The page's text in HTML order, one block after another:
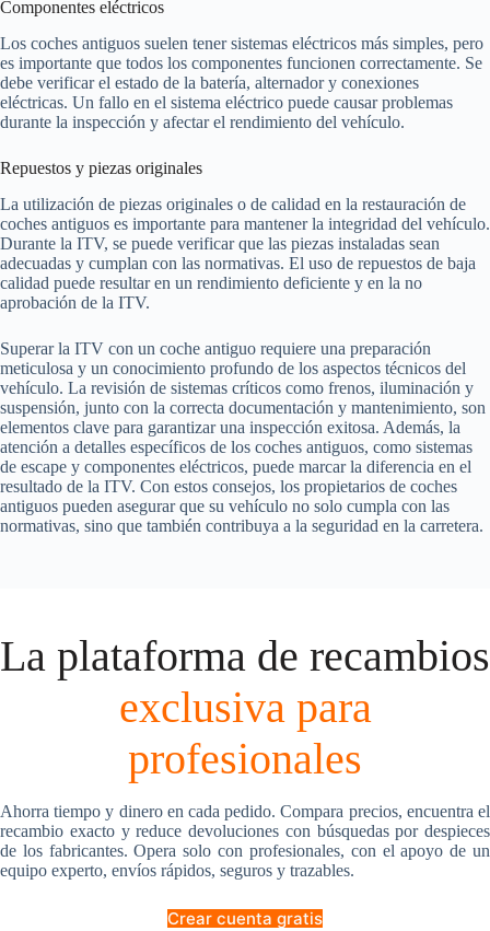
Componentes eléctricos
Los coches antiguos suelen tener sistemas eléctricos más simples, pero
es importante que todos los componentes funcionen correctamente. Se
debe verificar el estado de la batería, alternador y conexiones
eléctricas. Un fallo en el sistema eléctrico puede causar problemas
durante la inspección y afectar el rendimiento del vehículo.
Repuestos y piezas originales
La utilización de piezas originales o de calidad en la restauración de
coches antiguos es importante para mantener la integridad del vehículo.
Durante la ITV, se puede verificar que las piezas instaladas sean
adecuadas y cumplan con las normativas. El uso de repuestos de baja
calidad puede resultar en un rendimiento deficiente y en la no
aprobación de la ITV.
Superar la ITV con un coche antiguo requiere una preparación
meticulosa y un conocimiento profundo de los aspectos técnicos del
vehículo. La revisión de sistemas críticos como frenos, iluminación y
suspensión, junto con la correcta documentación y mantenimiento, son
elementos clave para garantizar una inspección exitosa. Además, la
atención a detalles específicos de los coches antiguos, como sistemas
de escape y componentes eléctricos, puede marcar la diferencia en el
resultado de la ITV. Con estos consejos, los propietarios de coches
antiguos pueden asegurar que su vehículo no solo cumpla con las
normativas, sino que también contribuya a la seguridad en la carretera.
La plataforma de recambios
exclusiva para
profesionales
Ahorra tiempo y dinero en cada pedido. Compara precios, encuentra el
recambio exacto y reduce devoluciones con búsquedas por despieces
de los fabricantes. Opera solo con profesionales, con el apoyo de un
equipo experto, envíos rápidos, seguros y trazables.
Crear cuenta gratis